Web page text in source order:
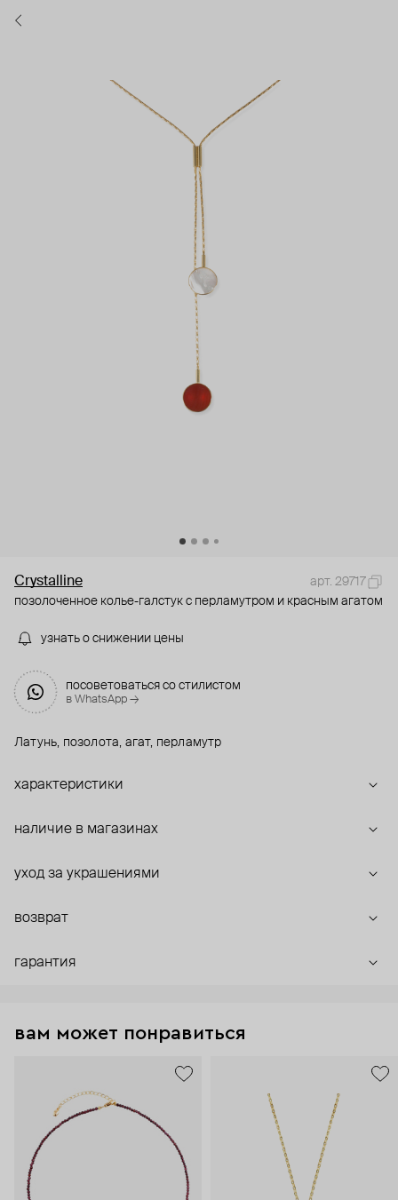
Crystalline
арт. 29717
позолоченное колье-галстук с перламутром и красным агатом
узнать о снижении цены
посоветоваться со стилистом
в WhatsApp →
Латунь, позолота, агат, перламутр
характеристики
наличие в магазинах
уход за украшениями
возврат
гарантия
вам может понравиться